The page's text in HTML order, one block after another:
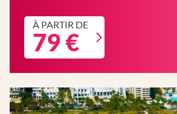
À PARTIR DE
79 €